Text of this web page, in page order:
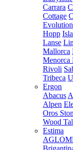
Carrara
Cottage
Evolution
Hopp
Lanse
Mallorca
Menorca
Rivoli
Tribeca
Ergon
Abacus
Alpen
Oros
Wood
Estima